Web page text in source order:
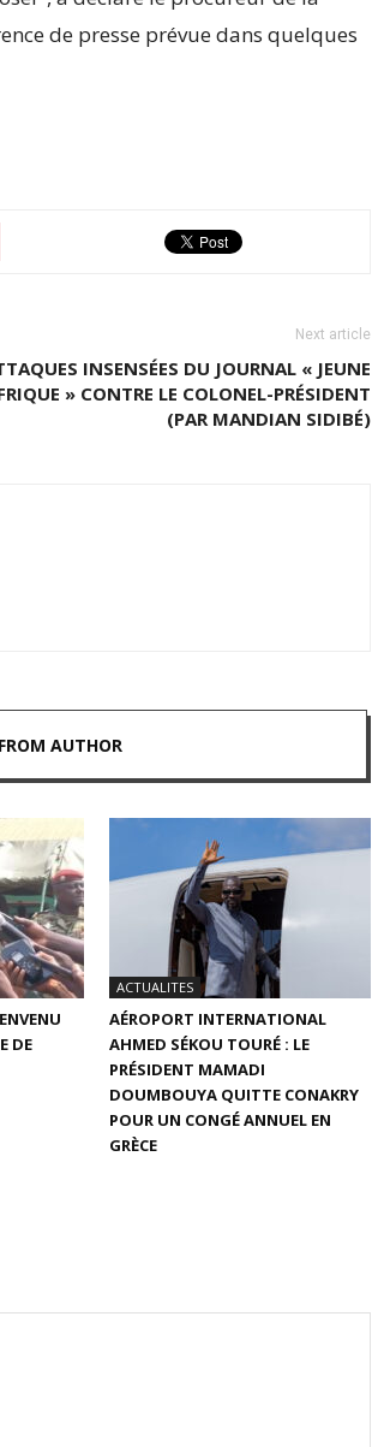
de presse prévue dans quelques
Next article
INSENSÉES DU JOURNAL « JEUNE
» CONTRE LE COLONEL-PRÉSIDENT
(PAR MANDIAN SIDIBÉ)
AUTHOR
DE
ACTUALITES
AÉROPORT INTERNATIONAL
AHMED SÉKOU TOURÉ : LE
PRÉSIDENT MAMADI
DOUMBOUYA QUITTE CONAKRY
POUR UN CONGÉ ANNUEL EN
GRÈCE